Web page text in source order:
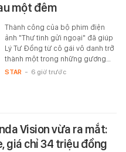
một đêm
Thành công của bộ phim điện
ảnh "Thư tình gửi ngoại" đã giúp
Lý Tư Đồng từ cô gái vô danh trở
thành một trong những gương…
STAR - 6 giờ trước
Vision vừa ra mắt:
giá chỉ 34 triệu đồng